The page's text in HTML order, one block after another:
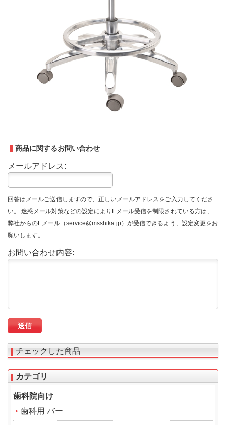
商品に関するお問い合わせ
メールアドレス:
回答はメールご送信しますので、正しいメールアドレスをご入力してくださ
い。 迷惑メール対策などの設定によりEメール受信を制限されている方は、
弊社からのEメール（service@msshika.jp）が受信できるよう、設定変更をお
願いします。
お問い合わせ内容:
チェックした商品
カテゴリ
歯科院向け
歯科用 バー